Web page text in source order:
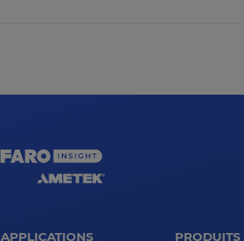
APPLICATIONS PRODUITS